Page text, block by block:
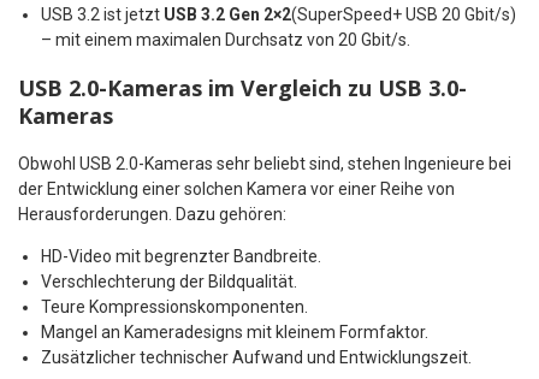
USB 3.2 ist jetzt USB 3.2 Gen 2×2(SuperSpeed+ USB 20 Gbit/s)
– mit einem maximalen Durchsatz von 20 Gbit/s.
USB 2.0-Kameras im Vergleich zu USB 3.0-
Kameras
Obwohl USB 2.0-Kameras sehr beliebt sind, stehen Ingenieure bei
der Entwicklung einer solchen Kamera vor einer Reihe von
Herausforderungen. Dazu gehören:
HD-Video mit begrenzter Bandbreite.
Verschlechterung der Bildqualität.
Teure Kompressionskomponenten.
Mangel an Kameradesigns mit kleinem Formfaktor.
Zusätzlicher technischer Aufwand und Entwicklungszeit.